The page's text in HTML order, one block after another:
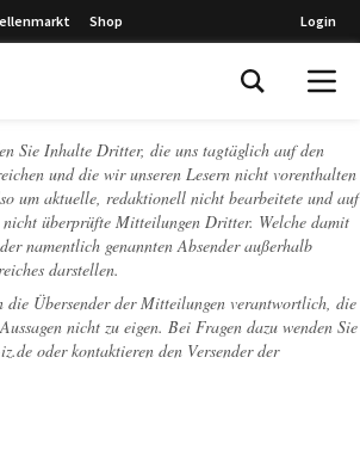
Shop Login
Sie Inhalte Dritter, die uns tagtäglich auf den
und die wir unseren Lesern nicht vorenthalten
um aktuelle, redaktionell nicht bearbeitete und auf
überprüfte Mitteilungen Dritter. Welche damit
namentlich genannten Absender außerhalb
darstellen.
Übersender der Mitteilungen verantwortlich, die
nicht zu eigen. Bei Fragen dazu wenden Sie
oder kontaktieren den Versender der